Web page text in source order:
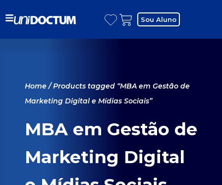
Sou Aluno
Home/ Products tagged “MBA em Gestão de
Marketing Digital e Mídias Sociais”
MBA em Gestão de
Marketing Digital